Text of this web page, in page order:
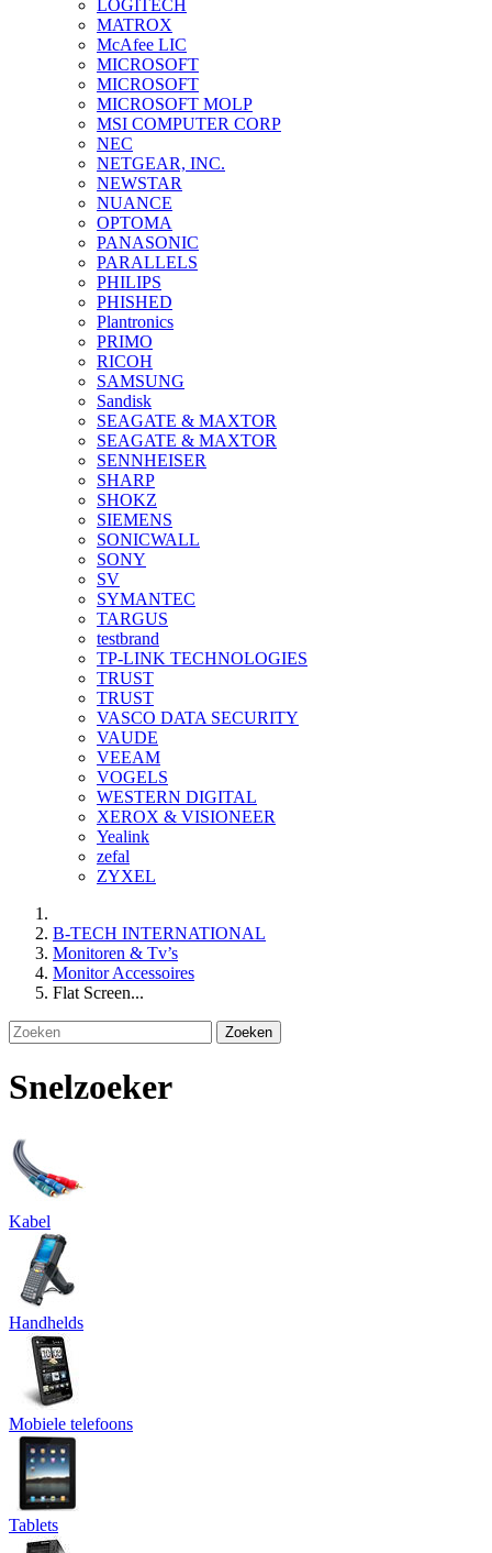
LOGITECH
MATROX
McAfee LIC
MICROSOFT
MICROSOFT
MICROSOFT MOLP
MSI COMPUTER CORP
NEC
NETGEAR, INC.
NEWSTAR
NUANCE
OPTOMA
PANASONIC
PARALLELS
PHILIPS
PHISHED
Plantronics
PRIMO
RICOH
SAMSUNG
Sandisk
SEAGATE & MAXTOR
SEAGATE & MAXTOR
SENNHEISER
SHARP
SHOKZ
SIEMENS
SONICWALL
SONY
SV
SYMANTEC
TARGUS
testbrand
TP-LINK TECHNOLOGIES
TRUST
TRUST
VASCO DATA SECURITY
VAUDE
VEEAM
VOGELS
WESTERN DIGITAL
XEROX & VISIONEER
Yealink
zefal
ZYXEL
B-TECH INTERNATIONAL
Monitoren & Tv’s
Monitor Accessoires
Flat Screen...
Zoeken
Snelzoeker
Kabel
Handhelds
Mobiele telefoons
Tablets